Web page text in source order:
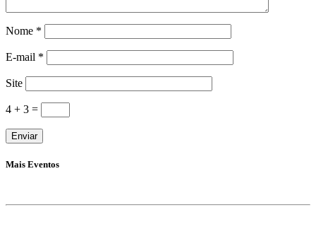
Nome *
E-mail *
Site
4 + 3 =
Mais Eventos